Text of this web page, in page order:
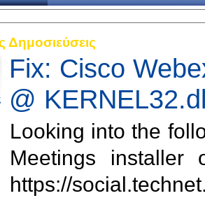
Δημοσιεύσεις
Fix: Cisco
@
Looking into the
Meetings installer
https://